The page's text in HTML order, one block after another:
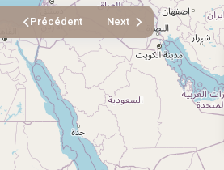
Précédent Next